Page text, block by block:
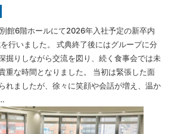
館6階ホールにて2026年入社予定の新卒内
行いました。 式典終了後にはグループに分
掘りしながら交流を図り、続く食事会では未
重な時間となりました。 当初は緊張した面
れましたが、徐々に笑顔や会話が増え、温か